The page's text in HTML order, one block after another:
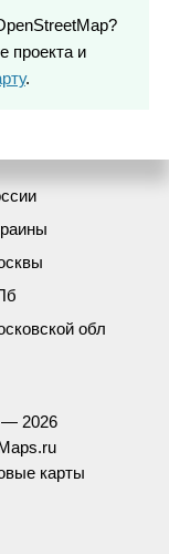
проекта и
.
обл
— 2026
карты